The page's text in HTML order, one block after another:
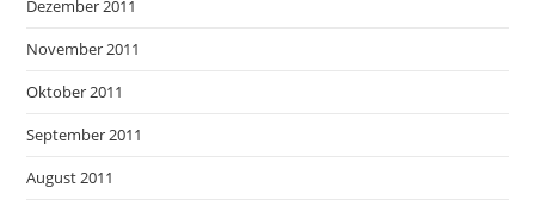
Dezember 2011
November 2011
Oktober 2011
September 2011
August 2011